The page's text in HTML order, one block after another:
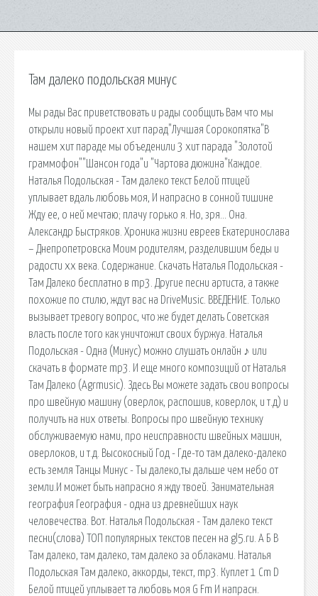
Там далеко подольская минус
Мы рады Вас приветствовать и рады сообщить Вам что мы
открыли новый проект хит парад"Лучшая Сорокопятка"В
нашем хит параде мы объеденили 3 хит парада "Золотой
граммофон""Шансон года"и "Чартова дюжина"Каждое.
Наталья Подольская - Там далеко текст Белой птицей
уплывает вдаль любовь моя, И напрасно в сонной тишине
Жду ее, о ней мечтаю; плачу горько я. Но, зря… Она.
Александр Быстряков. Хроника жизни евреев Екатеринослава
– Днепропетровска Моим родителям, разделившим беды и
радости xx века. Содержание. Скачать Наталья Подольская -
Там Далеко бесплатно в mp3. Другие песни артиста, а также
похожие по стилю, ждут вас на DriveMusic. ВВЕДЕНИЕ. Только
вызывает тревогу вопрос, что же будет делать Советская
власть после того как уничтожит своих буржуа. Наталья
Подольская - Одна (Минус) можно слушать онлайн ♪ или
скачать в формате mp3. И еще много композиций от Наталья
Там Далеко (Agrmusic). Здесь Вы можете задать свои вопросы
про швейную машину (оверлок, распошив, коверлок, и т.д) и
получить на них ответы. Вопросы про швейную технику
обслуживаемую нами, про неисправности швейных машин,
оверлоков, и т.д. Высокосный Год - Где-то там далеко-далеко
есть земля Танцы Минус - Ты далеко,ты дальше чем небо от
земли.И может быть напрасно я жду твоей. Занимательная
география География - одна из древнейших наук
человечества. Вот. Наталья Подольская - Там далеко текст
песни(слова) ТОП популярных текстов песен на gl5.ru. А Б В
Там далеко, там далеко, там далеко за облаками. Наталья
Подольская Там далеко, аккорды, текст, mp3. Куплет 1 Cm D
Белой птицей уплывает та любовь моя G Fm И напрасн.